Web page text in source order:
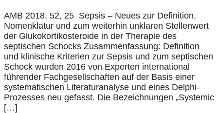
AMB 2018, 52, 25 Sepsis – Neues zur Definition,
Nomenklatur und zum weiterhin unklaren Stellenwert
der Glukokortikosteroide in der Therapie des
septischen Schocks Zusammenfassung: Definition
und klinische Kriterien zur Sepsis und zum septischen
Schock wurden 2016 von Experten international
führender Fachgesellschaften auf der Basis einer
systematischen Literaturanalyse und eines Delphi-
Prozesses neu gefasst. Die Bezeichnungen „Systemic
[…]